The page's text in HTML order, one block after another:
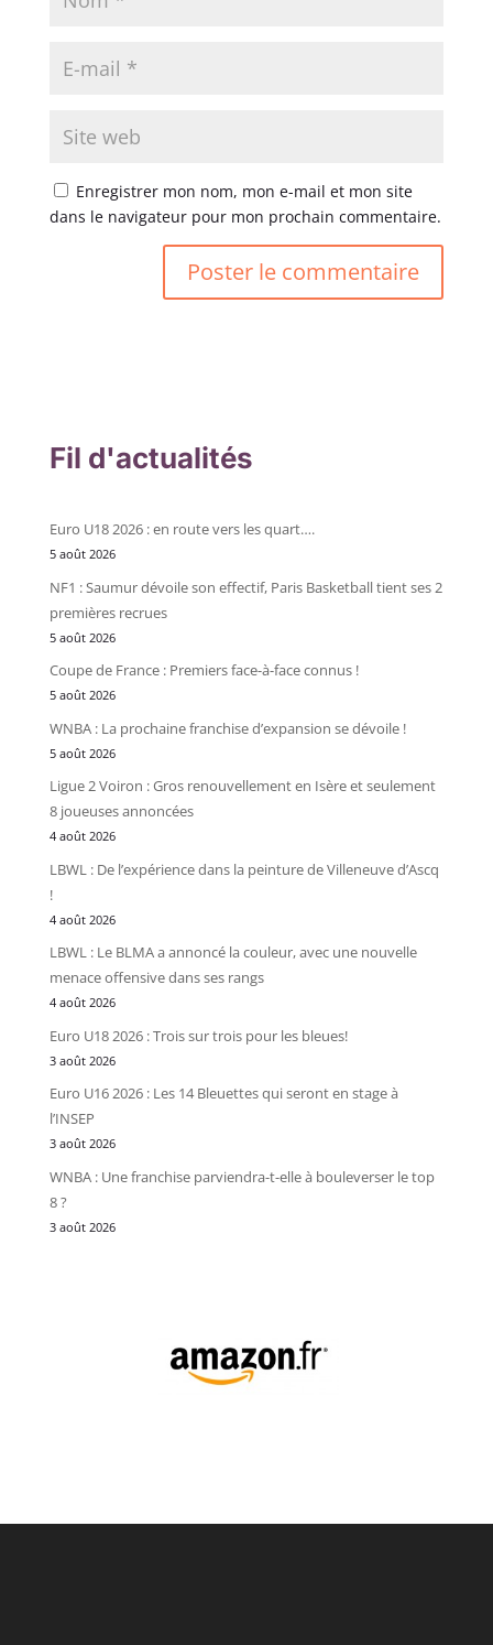
Enregistrer mon nom, mon e-mail et mon site
dans le navigateur pour mon prochain commentaire.
Fil d'actualités
Euro U18 2026 : en route vers les quart….
5 août 2026
NF1 : Saumur dévoile son effectif, Paris Basketball tient ses 2
premières recrues
5 août 2026
Coupe de France : Premiers face-à-face connus !
5 août 2026
WNBA : La prochaine franchise d’expansion se dévoile !
5 août 2026
Ligue 2 Voiron : Gros renouvellement en Isère et seulement
8 joueuses annoncées
4 août 2026
LBWL : De l’expérience dans la peinture de Villeneuve d’Ascq
!
4 août 2026
LBWL : Le BLMA a annoncé la couleur, avec une nouvelle
menace offensive dans ses rangs
4 août 2026
Euro U18 2026 : Trois sur trois pour les bleues!
3 août 2026
Euro U16 2026 : Les 14 Bleuettes qui seront en stage à
l’INSEP
3 août 2026
WNBA : Une franchise parviendra-t-elle à bouleverser le top
8 ?
3 août 2026